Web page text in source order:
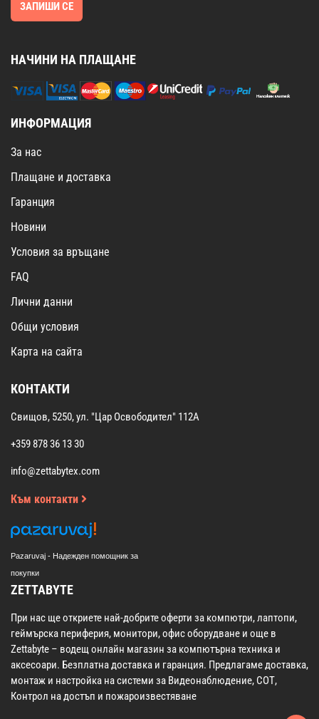
ЗАПИШИ СЕ
НАЧИНИ НА ПЛАЩАНЕ
ИНФОРМАЦИЯ
За нас
Плащане и доставка
Гаранция
Новини
Условия за връщане
FAQ
Лични данни
Общи условия
Карта на сайта
КОНТАКТИ
Свищов, 5250, ул. "Цар Освободител" 112А
+359 878 36 13 30
info@zettabytex.com
Към контакти
Pazaruvaj - Надежден помощник за
покупки
ZETTABYTE
При нас ще откриете най-добрите оферти за компютри, лаптопи,
геймърска периферия, монитори, офис оборудване и още в
Zettabyte – водещ онлайн магазин за компютърна техника и
аксесоари. Безплатна доставка и гаранция. Предлагаме доставка,
монтаж и настройка на системи за Видеонаблюдение, СОТ,
Контрол на достъп и пожароизвестяване